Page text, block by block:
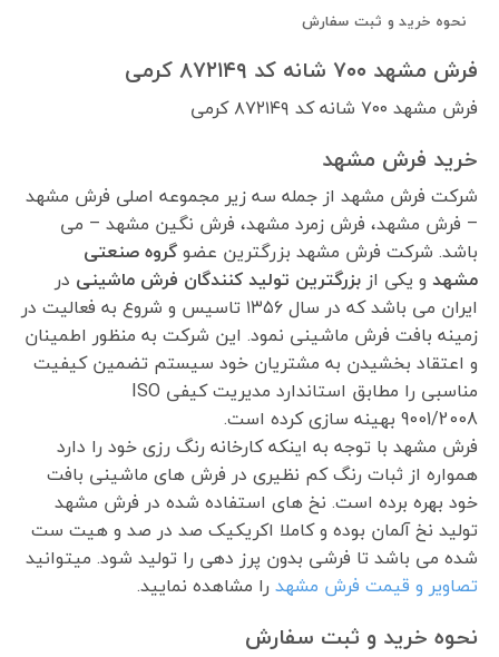
نحوه خرید و ثبت سفارش
فرش مشهد ۷۰۰ شانه کد ۸۷۲۱۴۹ کرمی
فرش مشهد ۷۰۰ شانه کد ۸۷۲۱۴۹ کرمی
خرید فرش مشهد
شرکت فرش مشهد از جمله سه زیر مجموعه اصلی فرش مشهد
– فرش مشهد، فرش زمرد مشهد، فرش نگین مشهد – می
باشد. شرکت فرش مشهد بزرگترین عضوگروه صنعتی
مشهدو یکی از بزرگترین تولید کنندگان فرش ماشینی در
ایران می باشد که در سال ۱۳۵۶ تاسیس و شروع به فعالیت در
زمینه بافت فرش ماشینی نمود. این شرکت به منظور اطمینان
و اعتقاد بخشیدن به مشتریان خود سیستم تضمین کیفیت
مناسبی را مطابق استاندارد مدیریت کیفی ISO
9001/2008 بهینه سازی کرده است.
فرش مشهد با توجه به اینکه کارخانه رنگ رزی خود را دارد
همواره از ثبات رنگ کم نظیری در فرش های ماشینی بافت
خود بهره برده است. نخ های استفاده شده در فرش مشهد
تولید نخ آلمان بوده و کاملا اکریکیک صد در صد و هیت ست
شده می باشد تا فرشی بدون پرز دهی را تولید شود. میتوانید
تصاویر و قیمت فرش مشهدرا مشاهده نمایید.
نحوه خرید و ثبت سفارش